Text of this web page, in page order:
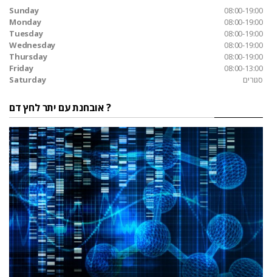
Sunday
08:00-19:00
Monday
08:00-19:00
Tuesday
08:00-19:00
Wednesday
08:00-19:00
Thursday
08:00-19:00
Friday
08:00-13:00
Saturday
סגורים
אובחנת עם יתר לחץ דם ?